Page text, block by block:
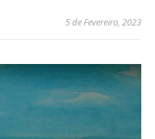
5 de Fevereiro, 2023